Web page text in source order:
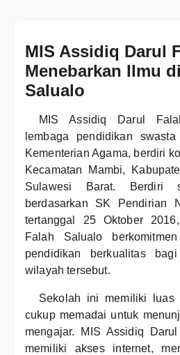
MIS Assidiq Darul
Menebarkan Ilmu
Salualo
MIS Assidiq Darul
lembaga pendidikan
Kementerian Agama, berdiri
Kecamatan Mambi,
Sulawesi Barat. Berdiri
berdasarkan SK Pendirian
tertanggal 25 Oktober
Falah Salualo
pendidikan berkualitas
wilayah tersebut.
Sekolah ini memiliki luas
cukup memadai untuk
mengajar. MIS Assidiq
memiliki akses internet,